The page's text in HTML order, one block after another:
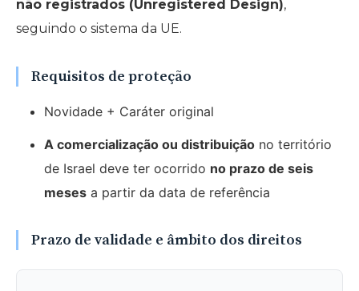
não registrados (Unregistered Design),
seguindo o sistema da UE.
Requisitos de proteção
Novidade + Caráter original
A comercialização ou distribuição no território
de Israel deve ter ocorrido no prazo de seis
meses a partir da data de referência
Prazo de validade e âmbito dos direitos